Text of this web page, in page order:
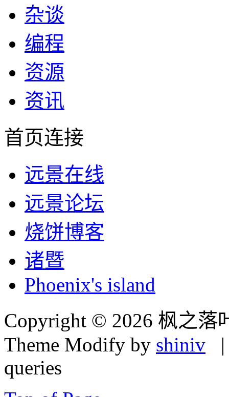
杂谈
编程
资源
资讯
首页连接
远景在线
远景论坛
烧饼博客
诸暨
Phoenix's island
Copyright © 2026 枫之落
Theme Modify by shiniv |
queries